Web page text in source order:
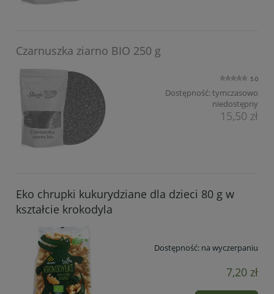
Czarnuszka ziarno BIO 250 g
5.0
Dostępność: tymczasowo
niedostępny
15,50 zł
Eko chrupki kukurydziane dla dzieci 80 g w
kształcie krokodyla
Dostępność: na wyczerpaniu
7,20 zł